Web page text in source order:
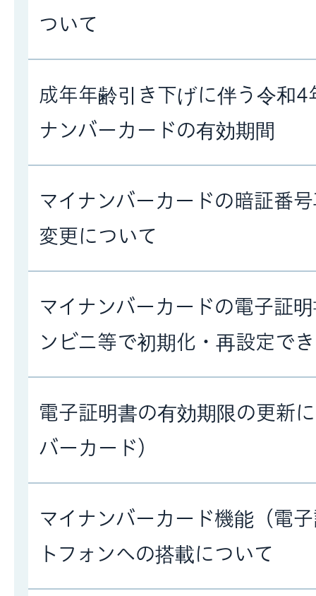
ついて
成年年齢引き下げに伴う令和
ナンバーカードの有効期間
マイナンバーカードの暗証番
変更について
マイナンバーカードの電子証
ンビニ等で初期化・再設定で
電子証明書の有効期限の更新
バーカード）
マイナンバーカード機能（電
トフォンへの搭載について